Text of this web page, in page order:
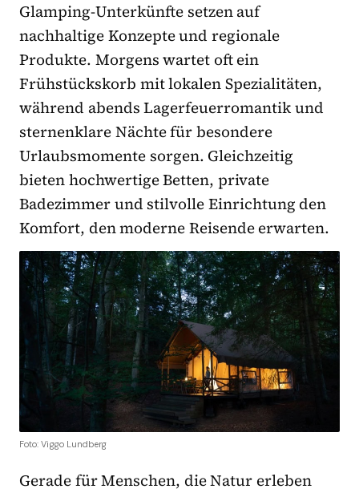
Glamping-Unterkünfte setzen auf
nachhaltige Konzepte und regionale
Produkte. Morgens wartet oft ein
Frühstückskorb mit lokalen Spezialitäten,
während abends Lagerfeuerromantik und
sternenklare Nächte für besondere
Urlaubsmomente sorgen. Gleichzeitig
bieten hochwertige Betten, private
Badezimmer und stilvolle Einrichtung den
Komfort, den moderne Reisende erwarten.
Foto: Viggo Lundberg
Gerade für Menschen, die Natur erleben